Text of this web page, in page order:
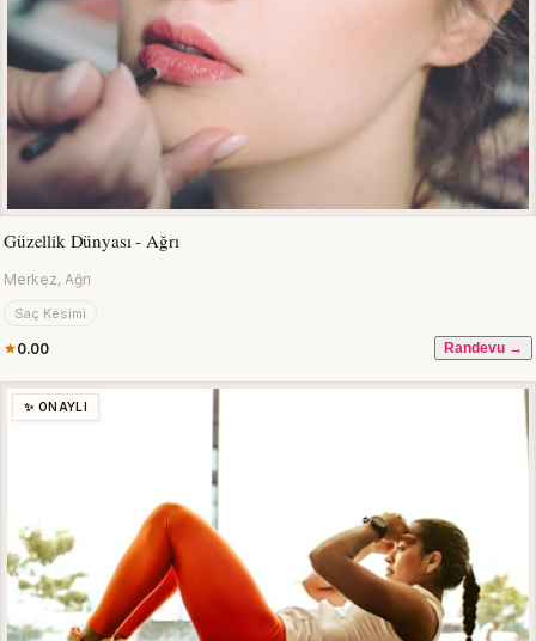
Güzellik Dünyası - Ağrı
Merkez, Ağrı
Saç Kesimi
0.00 Randevu →
✨ ONAYLI